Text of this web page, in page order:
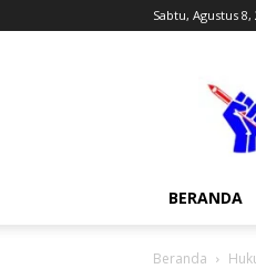
Sabtu, Agustus 8,
BERANDA
Beranda